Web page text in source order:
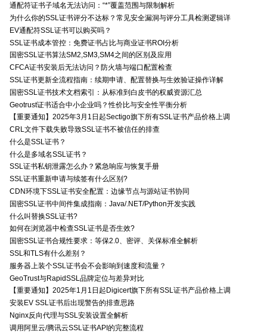
通配符证书子域名无法访问：“*”覆盖范围与限制解析
为什么你的SSL证书评分不达标？常见安全漏洞与评分工具检测逻辑详
EV通配符SSL证书可以购买吗？
SSL证书成本管控：免费证书占比与商业证书ROI分析
国密SSL证书算法SM2,SM3,SM4之间的区别及应用
CFCA证书安装后无法访问？防火墙与端口配置检查
SSL证书更新全流程指南：续期申请、配置替换与生效验证操作详解
国密SSL证书技术文档索引：从标准到白皮书的权威资源汇总
Geotrust证书适合中小企业吗？性价比与安全性平衡分析
【重要通知】2025年3月1日起Sectigo旗下所有SSL证书产品价格上调
CRL文件下载失败导致SSL证书不被信任的排查
什么是SSL证书？
什么是多域名SSL证书？
SSL证书私钥泄露怎么办？紧急响应与恢复手册
SSL证书重新申请与续签有什么区别?
CDN环境下SSL证书安全配置：边缘节点与源站证书协同
国密SSL证书中间件集成指南：Java/.NET/Python开发实践
什么叫替换SSL证书?
如何在浏览器中检查SSL证书是否生效?
国密SSL证书合规性要求：等保2.0、密评、关保标准全解析
SSL和TLS有什么差别？
服务器上装个SSL证书会不会影响到速度和流量？
GeoTrust与RapidSSL品牌定位与差异对比
【重要通知】2025年1月1日起Digicert旗下所有SSL证书产品价格上调
安装EV SSL证书后出现警告的排查思路
Nginx反向代理与SSL安装设置全解析
调用阿里云/腾讯云SSL证书API的完整流程